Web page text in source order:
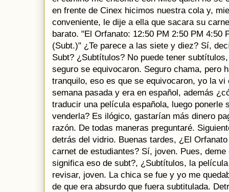
en frente de Cinex hicimos nuestra cola y,
conveniente, le dije a ella que sacara su
barato. "El Orfanato: 12:50 PM 2:50 PM 4:50
(Subt.)" ¿Te parece a las siete y diez? Sí,
Subt? ¿Subtítulos? No puede tener
seguro se equivocaron. Seguro chama, pero
tranquilo, eso es que se equivocaron, yo la vi
semana pasada y era en español, además
traducir una película española, luego ponerle
venderla? Es ilógico, gastarían más dinero
razón. De todas maneras preguntaré.
detrás del vidrio. Buenas tardes, ¿El
carnet de estudiantes? Sí, joven. Pues,
significa eso de subt?, ¿Subtítulos, la
revisar, joven. La chica se fue y yo me
de que era absurdo que fuera subtitulada.